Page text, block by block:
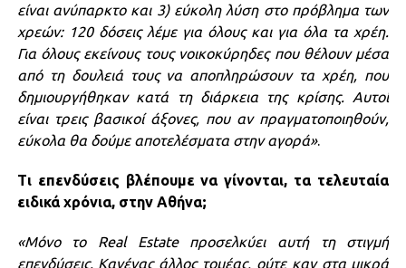
είναι ανύπαρκτο και 3) εύκολη λύση στο πρόβλημα των
χρεών: 120 δόσεις λέμε για όλους και για όλα τα χρέη.
Για όλους εκείνους τους νοικοκύρηδες που θέλουν μέσα
από τη δουλειά τους να αποπληρώσουν τα χρέη, που
δημιουργήθηκαν κατά τη διάρκεια της κρίσης. Αυτοί
είναι τρεις βασικοί άξονες, που αν πραγματοποιηθούν,
εύκολα θα δούμε αποτελέσματα στην αγορά».
Τι επενδύσεις βλέπουμε να γίνονται, τα τελευταία
ειδικά χρόνια, στην Αθήνα;
«Μόνο το Real Estate προσελκύει αυτή τη στιγμή
επενδύσεις. Κανένας άλλος τομέας, ούτε καν στα μικρά